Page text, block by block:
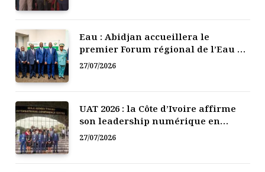
Eau : Abidjan accueillera le
premier Forum régional de l’Eau de
l’Afrique de l’Ouest
27/07/2026
UAT 2026 : la Côte d’Ivoire affirme
son leadership numérique en
Afrique
27/07/2026